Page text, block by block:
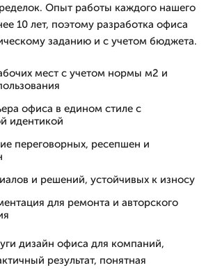
Опыт работы каждого нашего
10 лет, поэтому разработка офиса
заданию и с учетом бюджета.
мест с учетом нормы м2 и
офиса в едином стиле с
идентикой
переговорных, ресепшен и
и решений, устойчивых к износу
для ремонта и авторского
дизайн офиса для компаний,
результат, понятная